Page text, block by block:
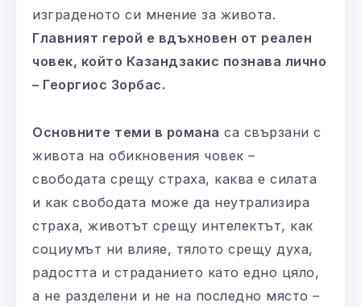
изграденото си мнение за живота.
Главният герой е вдъхновен от реален
човек, който Казандзакис познава лично
– Георгиос Зорбас.
Основните теми в романа са свързани с
живота на обикновения човек –
свободата срещу страха, каква е силата
и как свободата може да неутрализира
страха, животът срещу интелектът, как
социумът ни влияе, тялото срещу духа,
радостта и страданието като едно цяло,
а не разделени и не на последно място –